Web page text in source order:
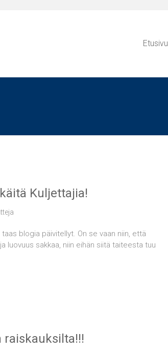
Etusivu
Kuljettajia!
blogia päivitellyt. On se vaan niin, että
luovuus sakkaa, niin eihän siitä taiteesta tuu
raiskauksilta!!!